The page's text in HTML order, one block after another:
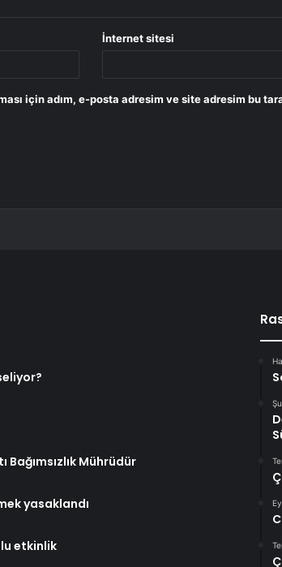
İnternet sitesi
için adım, e-posta adresim ve site adresim bu
Bağımsızlık Mührüdür
yasaklandı
etkinlik